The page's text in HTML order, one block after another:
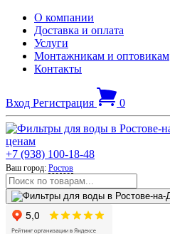
О компании
Доставка и оплата
Услуги
Монтажникам и оптовикам
Контакты
Вход Регистрация 0
+7 (938) 100-18-48
Ваш город: Ростов